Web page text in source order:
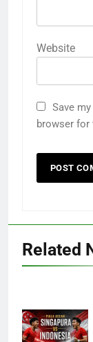
Website
Save
browser for
Related